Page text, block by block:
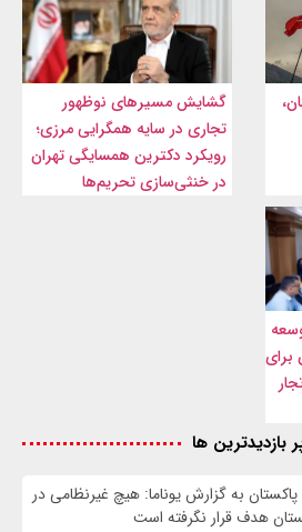
گشایش مسیرهای نوظهور
تجاری در سایه همگرایی مرزی؛
رویکرد دکترین همسایگی تهران
در خنثی‌سازی تحریم‌ها
برای
نفره تجار
بازدیدترین ها
به گزارش یوناما: هیچ غیرنظامی در
هدف قرار نگرفته است